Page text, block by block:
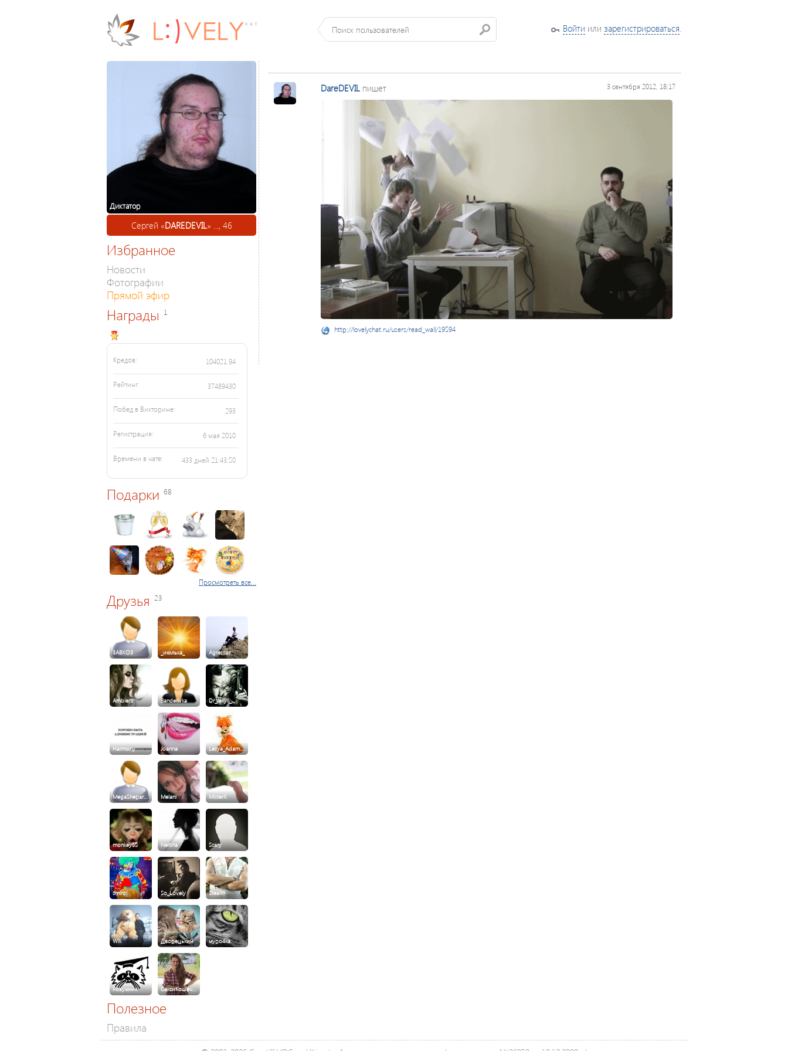
Войти или зарегистрироваться.
Диктатор
Сергей «DAREDEVIL» ..., 46
Избранное
Новости
Фотографии
Прямой эфир
Награды 1
Кредов: 104021.94
Рейтинг: 37489430
Побед в Викторине: 293
Регистрация: 6 мая 2010
Времени в чате: 433 дней 21:43:50
Подарки 68
Просмотреть все...
Друзья 23
3ABXO3 _июлька_ Agressor
Ambient Banderivka Dr_Jekyll_…
Harmony Joanna Lesya_Adam…
MegaShepar… Melani MisterX
monkey55 Neitina Scary
smirol So_Lovely Stealth
Wik Дворецький муро4ка
Розумник СексиКошеч…
Полезное
Правила
DareDEVIL пишет 3 сентября 2012, 18:17
http://lovelychat.ru/users/read_wall/19594